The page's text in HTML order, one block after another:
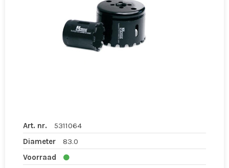
Art. nr.
5311064
Diameter
83.0
Voorraad